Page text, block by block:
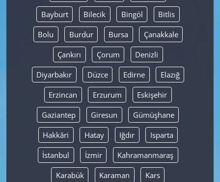
Bayburt Bilecik Bingöl Bitlis
Bolu Burdur Bursa Çanakkale
Çankırı Çorum Denizli
Diyarbakır Düzce Edirne Elazığ
Erzincan Erzurum Eskişehir
Gaziantep Giresun Gümüşhane
Hakkâri Hatay Iğdır Isparta
İstanbul İzmir Kahramanmaraş
Karabük Karaman Kars